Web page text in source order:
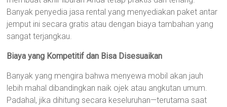
Banyak penyedia jasa rental yang menyediakan paket antar
jemput ini secara gratis atau dengan biaya tambahan yang
sangat terjangkau.
Biaya yang Kompetitif dan Bisa Disesuaikan
Banyak yang mengira bahwa menyewa mobil akan jauh
lebih mahal dibandingkan naik ojek atau angkutan umum.
Padahal, jika dihitung secara keseluruhan—terutama saat